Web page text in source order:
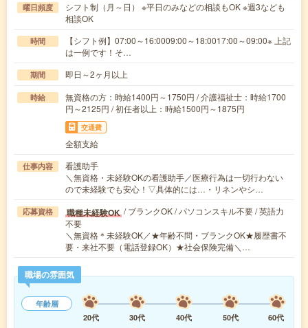
曜日頻度
シフト制（月～日） ※平日のみなどの相談もOK ※週3なども
相談OK
時間
【シフト例】07:00～16:0009:00～18:0017:00～09:00※ 上記
は一例です！そ…
期間 即日～2ヶ月以上
時給
無資格の方：時給1400円～1750円 / 介護福祉士：時給1700
円～2125円 / 初任者以上：時給1500円～1875円
交通費
全額支給
仕事内容
看護助手
＼無資格・未経験OKの看護助手／医療行為は一切行わない
ので未経験でも安心！▽具体的には…・リネンやシ…
応募資格 職種未経験OK / ブランクOK / パソコンスキル不要 / 英語力
不要
＼無資格＊未経験OK／★年齢不問・ブランクOK★履歴書不
要・来社不要（電話登録OK）★社会保険完備＼…
職場の雰囲気
年齢層
20代
30代 40代 50代
60代